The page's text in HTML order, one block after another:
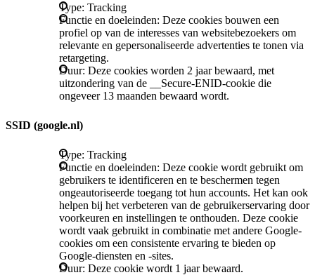
Type: Tracking
Functie en doeleinden: Deze cookies bouwen een
profiel op van de interesses van websitebezoekers om
relevante en gepersonaliseerde advertenties te tonen via
retargeting.
Duur: Deze cookies worden 2 jaar bewaard, met
uitzondering van de __Secure-ENID-cookie die
ongeveer 13 maanden bewaard wordt.
SSID (google.nl)
Type: Tracking
Functie en doeleinden: Deze cookie wordt gebruikt om
gebruikers te identificeren en te beschermen tegen
ongeautoriseerde toegang tot hun accounts. Het kan ook
helpen bij het verbeteren van de gebruikerservaring door
voorkeuren en instellingen te onthouden. Deze cookie
wordt vaak gebruikt in combinatie met andere Google-
cookies om een consistente ervaring te bieden op
Google-diensten en -sites.
Duur: Deze cookie wordt 1 jaar bewaard.